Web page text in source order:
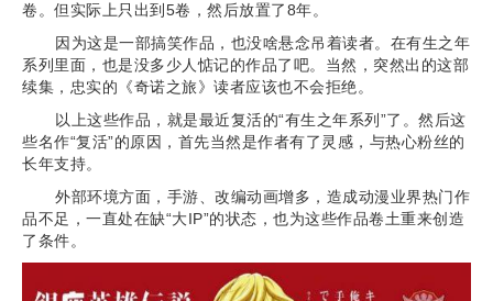
卷。但实际上只出到5卷，然后放置了8年。
因为这是一部搞笑作品，也没啥悬念吊着读者。在有生之年
系列里面，也是没多少人惦记的作品了吧。当然，突然出的这部
续集，忠实的《奇诺之旅》读者应该也不会拒绝。
以上这些作品，就是最近复活的“有生之年系列”了。然后这
些名作“复活”的原因，首先当然是作者有了灵感，与热心粉丝的
长年支持。
外部环境方面，手游、改编动画增多，造成动漫业界热门作
品不足，一直处在缺“大IP”的状态，也为这些作品卷土重来创造
了条件。